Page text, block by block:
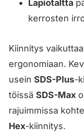
Lapiotaltta
kerrosten
Kiinnitys
ergonomiaan.
usein SDS-Plus-
töissä SDS-Max
rajuimmissa
Hex-kiinnitys.